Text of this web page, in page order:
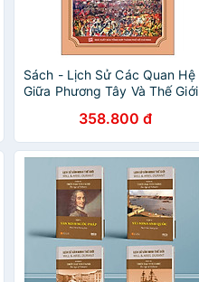
Sách - Lịch Sử Các Quan Hệ
Giữa Phương Tây Và Thế Giới
358.800 đ